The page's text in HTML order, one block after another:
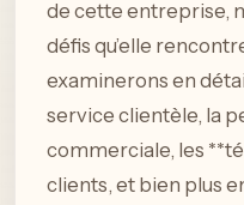
de cette entreprise,
défis qu’elle
examinerons en
service clientèle, la
commerciale, les
clients, et bien plus